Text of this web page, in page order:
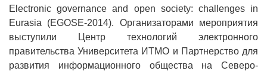
Electronic governance and open society: challenges in
Eurasia (EGOSE-2014). Организаторами мероприятия
выступили Центр технологий электронного
правительства Университета ИТМО и Партнерство для
развития информационного общества на Северо-